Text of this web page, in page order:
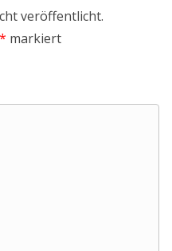
veröffentlicht.
* markiert